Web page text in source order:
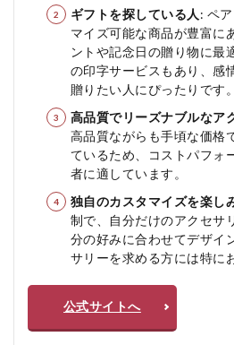
ギフトを探している人 : ペ
マイズ可能な商品が豊富に
ントや記念日の贈り物に最
の印字サービスもあり、感
贈りたい人にぴったりです。
高品質でリーズナブルなア
高品質ながらも手頃な価格
ているため、コストパフォ
者に適しています。
独自のカスタマイズを楽し
制で、自分だけのアクセサ
分の好みに合わせてデザイ
サリーを求める方には特に
公式サイトへ